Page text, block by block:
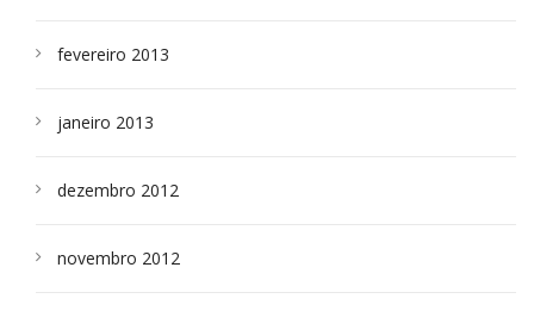
fevereiro 2013
janeiro 2013
dezembro 2012
novembro 2012